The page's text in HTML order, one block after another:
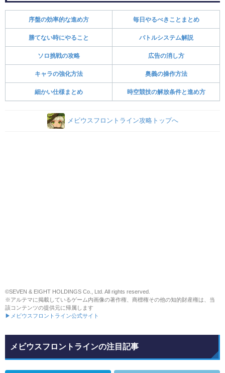
序盤の効率的な進め方 毎日やるべきことまとめ
勝てない時にやること バトルシステム解説
ソロ挑戦の攻略 広告の消し方
キャラの強化方法 奥義の操作方法
細かい仕様まとめ 時空競技の解放条件と進め方
メビウスフロントライン攻略トップへ
©SEVEN & EIGHT HOLDINGS Co., Ltd. All rights reserved.
※アルテマに掲載しているゲーム内画像の著作権、商標権その他の知的財産権は、当
該コンテンツの提供元に帰属します
▶メビウスフロントライン公式サイト
メビウスフロントラインの注目記事